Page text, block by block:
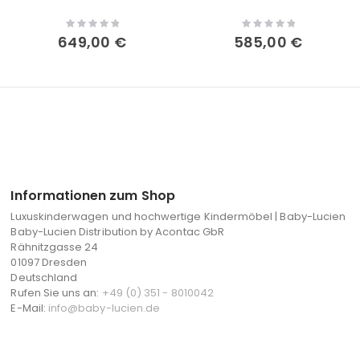
Rating:
0%
649,00 €
Rating:
0%
585,00 €
Informationen zum Shop
Luxuskinderwagen und hochwertige Kindermöbel | Baby-Lucien
Baby-Lucien Distribution by Acontac GbR
Rähnitzgasse 24
01097 Dresden
Deutschland
Rufen Sie uns an: +49 (0) 351 - 8010042
E-Mail: info@baby-lucien.de